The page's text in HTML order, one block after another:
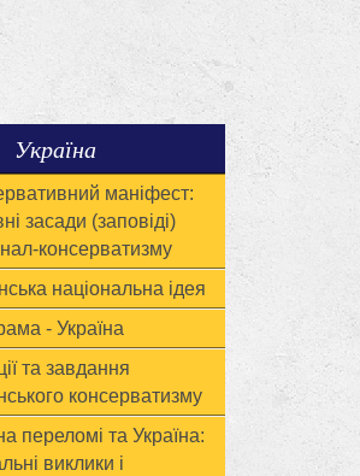
Україна
маніфест:
засади (заповіді)
консерватизму
національна ідея
- Україна
та завдання
консерватизму
переломі та Україна:
виклики і